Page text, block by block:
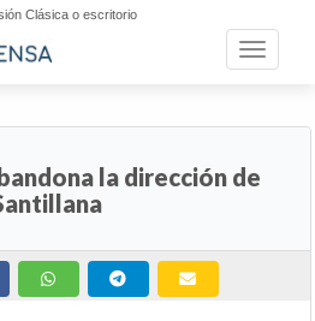
Clásica o escritorio
Toggle
la dirección de